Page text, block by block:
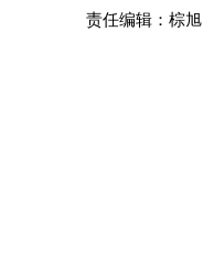
责任编辑：棕旭